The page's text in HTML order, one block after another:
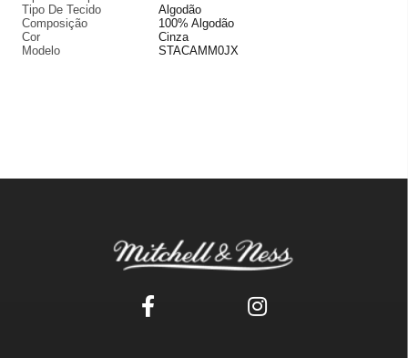
Tipo De Tecido
Algodão
Composição
100% Algodão
Cor
Cinza
Modelo
STACAMM0JX